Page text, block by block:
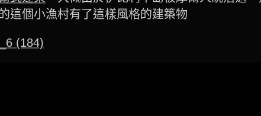
這個小漁村有了這樣風格的建築物